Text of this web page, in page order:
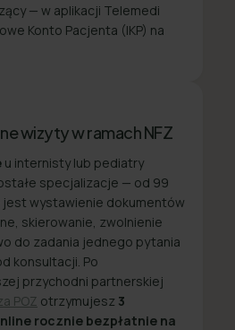
— w aplikacji Telemedi
Konto Pacjenta (IKP) na
wizyty w ramach NFZ
u internisty lub pediatry
specjalizacje — od 99
jest wystawienie dokumentów
skierowanie, zwolnienie
do zadania jednego pytania
konsultacji. Po
przychodni partnerskiej
POZ otrzymujesz 3
rocznie bezpłatnie na